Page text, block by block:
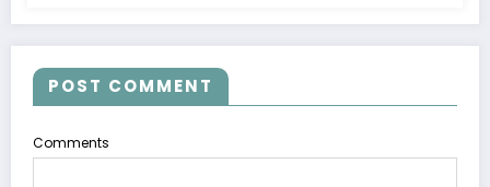
POST COMMENT
Comments